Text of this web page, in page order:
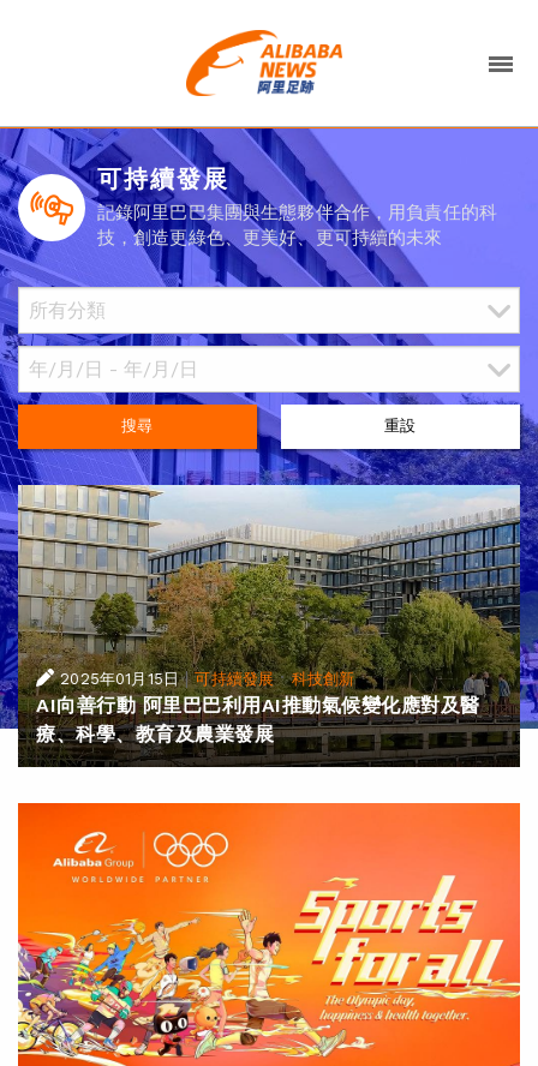
可持續發展
記錄阿里巴巴集團與生態夥伴合作，用負責任的科
技，創造更綠色、更美好、更可持續的未來
搜尋 重設
2025年01月15日 |可持續發展·科技創新
AI向善行動 阿里巴巴利用AI推動氣候變化應對及醫
療、科學、教育及農業發展